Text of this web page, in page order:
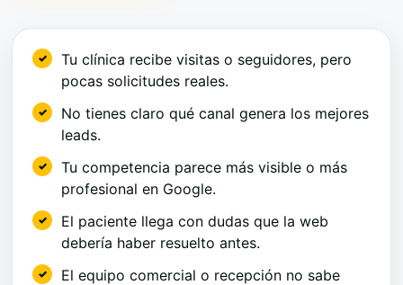
Tu clínica recibe visitas o seguidores, pero
pocas solicitudes reales.
No tienes claro qué canal genera los mejores
leads.
Tu competencia parece más visible o más
profesional en Google.
El paciente llega con dudas que la web
debería haber resuelto antes.
El equipo comercial o recepción no sabe